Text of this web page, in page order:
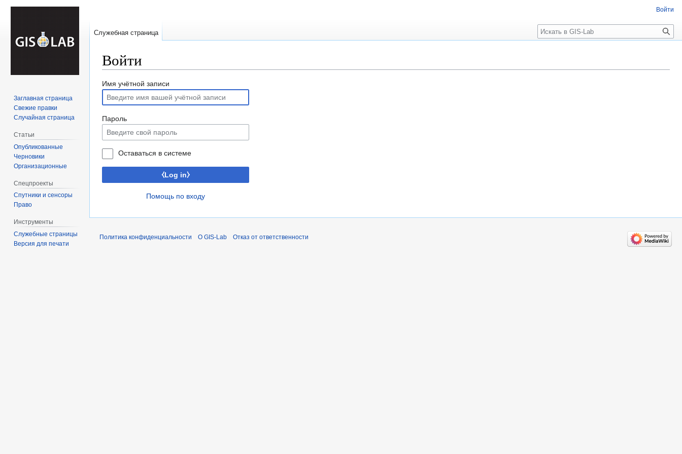
Войти
Перейти
навигации
Перейти
поиску
Имя учётной записи
Пароль
Оставаться в системе
⧼Log in⧽
Помощь по входу
Войти
Служебная страница Поиск
Заглавная страница
Свежие правки
Случайная страница
Статьи
Опубликованные
Черновики
Организационные
Спецпроекты
Спутники и сенсоры
Право
Инструменты
Служебные страницы
Версия для печати
Политика конфиденциальности О GIS-Lab Отказ от ответственности